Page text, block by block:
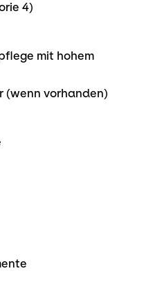
4)
mit hohem
(wenn vorhanden)